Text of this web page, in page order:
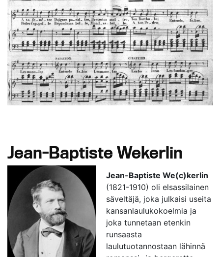
Jean-Baptiste Wekerlin
Jean-Baptiste We(c)kerlin
(1821-1910) oli elsassilainen
säveltäjä, joka julkaisi useita
kansanlaulukokoelmia ja
joka tunnetaan etenkin
runsaasta
laulutuotannostaan lähinnä